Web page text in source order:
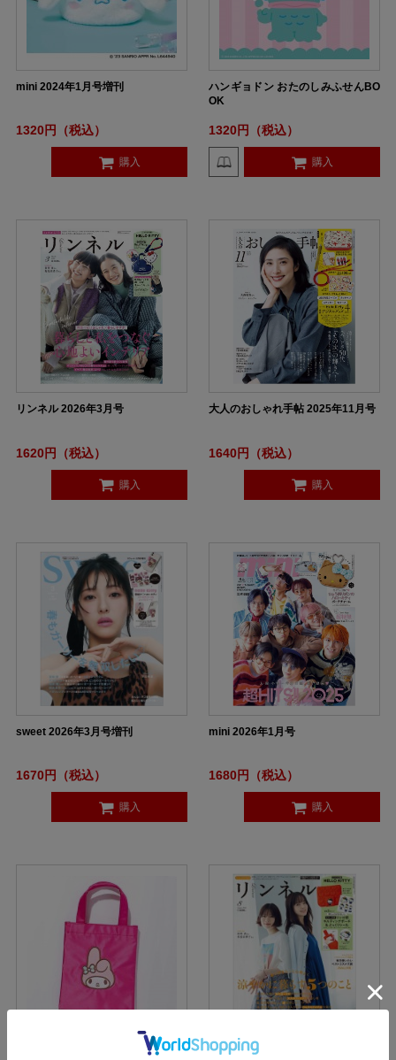
mini 2024年1月号増刊
1320円（税込）
購入
ハンギョドン おたのしみふせんBO
OK
1320円（税込）
購入
リンネル 2026年3月号
1620円（税込）
購入
大人のおしゃれ手帖 2025年11月号
1640円（税込）
購入
sweet 2026年3月号増刊
1670円（税込）
購入
mini 2026年1月号
1680円（税込）
購入
リンネル 2026年8月号増刊